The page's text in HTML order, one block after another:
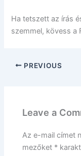
Ha tetszett az írás
szemmel, kövess
PREVIOUS
Leave a
Az e-mail címet
mezőket *